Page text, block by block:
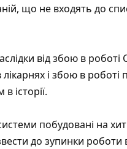
що не входять до
від збою в
і збою в роботі
історії.
побудовані на
до зупинки роботи